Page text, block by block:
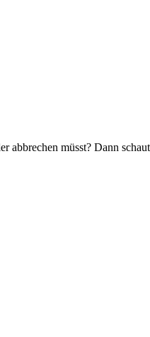
abbrechen müsst? Dann